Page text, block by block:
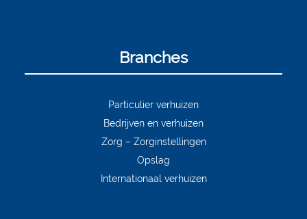
Branches
Particulier verhuizen
Bedrijven en verhuizen
Zorg – Zorginstellingen
Opslag
Internationaal verhuizen